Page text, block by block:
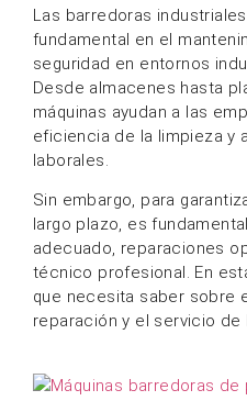
Las barredoras
fundamental en el
seguridad en entornos
Desde almacenes hasta
máquinas ayudan a las
eficiencia de la limpieza y
laborales.
Sin embargo, para
largo plazo, es
adecuado, reparaciones
técnico profesional. En
que necesita saber sobre
reparación y el servicio